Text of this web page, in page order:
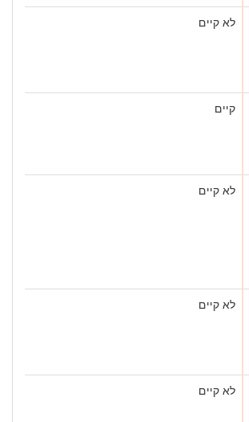
לא קיים
קיים
לא קיים
לא קיים
לא קיים